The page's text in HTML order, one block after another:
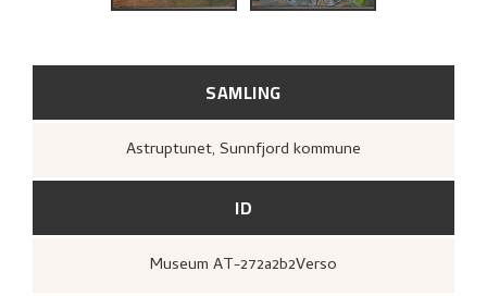
SAMLING
Astruptunet, Sunnfjord kommune
ID
Museum AT-272a2b2Verso